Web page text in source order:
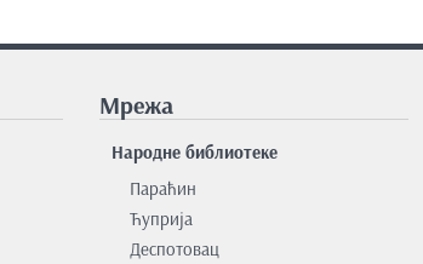
Мрежа
Народне библиотеке
Параћин
Ћуприја
Деспотовац